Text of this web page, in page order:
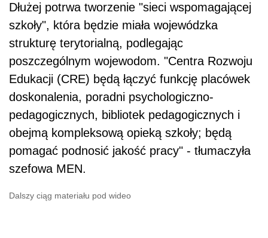
Dłużej potrwa tworzenie "sieci wspomagającej
szkoły", która będzie miała wojewódzka
strukturę terytorialną, podlegając
poszczególnym wojewodom. "Centra Rozwoju
Edukacji (CRE) będą łączyć funkcję placówek
doskonalenia, poradni psychologiczno-
pedagogicznych, bibliotek pedagogicznych i
obejmą kompleksową opieką szkoły; będą
pomagać podnosić jakość pracy" - tłumaczyła
szefowa MEN.
Dalszy ciąg materiału pod wideo